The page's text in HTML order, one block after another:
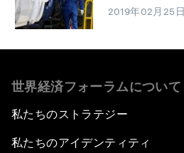
2019年02月25日
世界経済フォーラムについて
私たちのストラテジー
私たちのアイデンティティ